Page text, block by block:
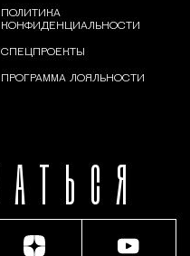
ПОЛИТИКА
КОНФИДЕНЦИАЛЬНОСТИ
СПЕЦПРОЕКТЫ
ПРОГРАММА ЛОЯЛЬНОСТИ